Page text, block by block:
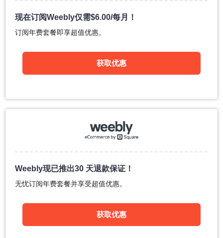
现在订阅Weebly仅需$6.00/每月！
订阅年费套餐即享超值优惠。
获取优惠
Weebly现已推出30 天退款保证！
无忧订阅年费套餐并享受超值优惠。
获取优惠